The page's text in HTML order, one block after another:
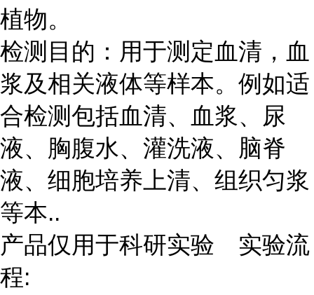
植物。
检测目的：用于测定血清，血
浆及相关液体等样本。例如适
合检测包括血清、血浆、尿
液、胸腹水、灌洗液、脑脊
液、细胞培养上清、组织匀浆
等本..
产品仅用于科研实验 实验流
程: